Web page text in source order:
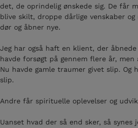
det, de oprindelig ønskede sig. De får
blive skilt, droppe dårlige venskaber
dør og åbner nye.
Jeg har også haft en klient, der
havde forsøgt på gennem flere år, men
Nu havde gamle traumer givet slip. Og
slip.
Andre får spirituelle oplevelser og
Uanset hvad der så end sker, så synes